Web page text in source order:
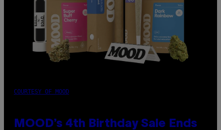
COURTESY OF MOOD
MOOD’s 4th Birthday Sale Ends